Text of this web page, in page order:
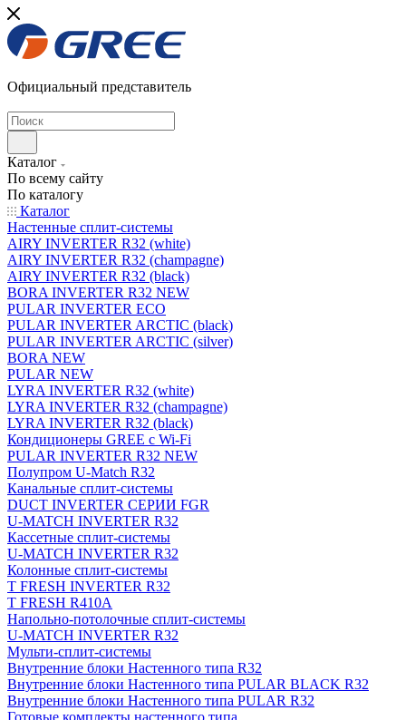
Официальный представитель
Каталог
По всему сайту
По каталогу
Каталог
Настенные сплит-системы
AIRY INVERTER R32 (white)
AIRY INVERTER R32 (champagne)
AIRY INVERTER R32 (black)
BORA INVERTER R32 NEW
PULAR INVERTER ECO
PULAR INVERTER ARCTIC (black)
PULAR INVERTER ARCTIC (silver)
BORA NEW
PULAR NEW
LYRA INVERTER R32 (white)
LYRA INVERTER R32 (champagne)
LYRA INVERTER R32 (black)
Кондиционеры GREE с Wi-Fi
PULAR INVERTER R32 NEW
Полупром U-Match R32
Канальные сплит-системы
DUCT INVERTER СЕРИИ FGR
U-MATCH INVERTER R32
Кассетные сплит-системы
U-MATCH INVERTER R32
Колонные сплит-системы
T FRESH INVERTER R32
T FRESH R410A
Напольно-потолочные сплит-системы
U-MATCH INVERTER R32
Мульти-сплит-системы
Внутренние блоки Настенного типа R32
Внутренние блоки Настенного типа PULAR BLACK R32
Внутренние блоки Настенного типа PULAR R32
Готовые комплекты настенного типа